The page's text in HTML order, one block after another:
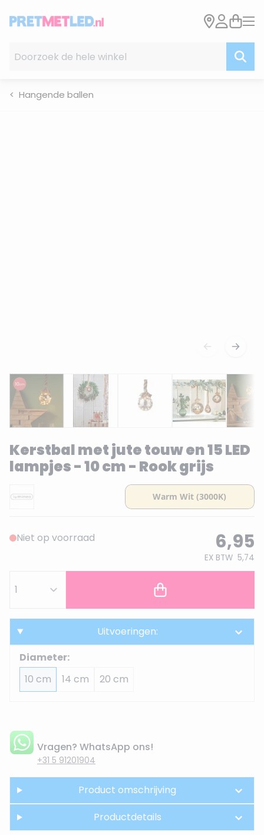
Hangende ballen
Kerstbal met jute touw en 15 LED
lampjes - 10 cm - Rook grijs
Niet op voorraad 6,95
EX BTW 5,74
Uitvoeringen:
Diameter:
10 cm
14 cm 20 cm
Vragen? WhatsApp ons!
+31 5 91201904
Product omschrijving
Productdetails